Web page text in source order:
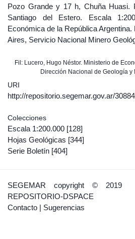
Pozo Grande y 17 h, Chuña Huasi.
Santiago del Estero. Escala
Económica de la República
Aires, Servicio Nacional Minero
Fil: Lucero, Hugo Néstor. Ministerio de
Dirección Nacional de Geología y
URI
http://repositorio.segemar.gov.ar/
Colecciones
Escala 1:200.000 [128]
Hojas Geológicas [344]
Serie Boletín [404]
SEGEMAR copyright © 2019
REPOSITORIO-DSPACE
Contacto | Sugerencias